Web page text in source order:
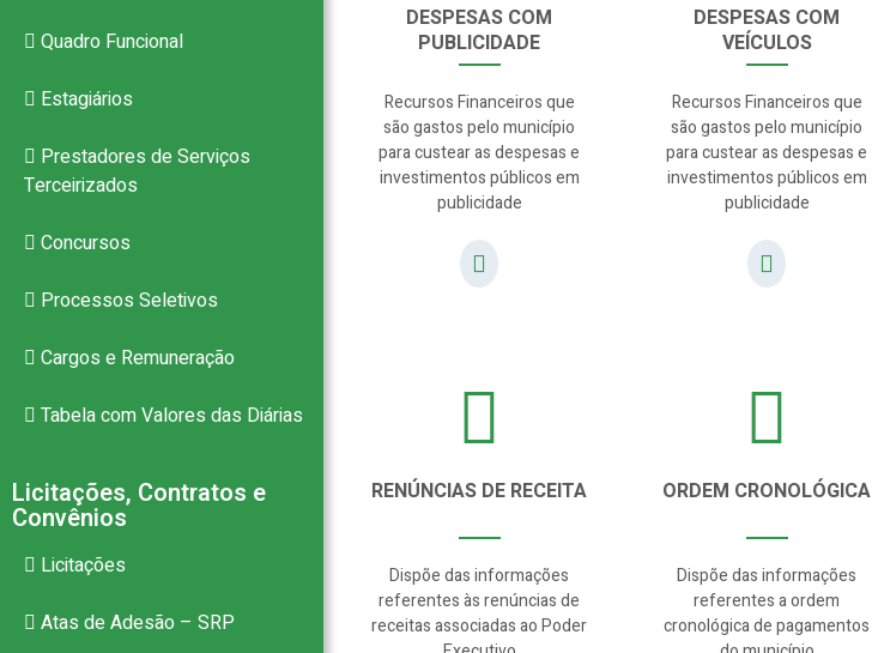
Quadro Funcional
Estagiários
Prestadores de Serviços
Terceirizados
Concursos
Processos Seletivos
Cargos e Remuneração
Tabela com Valores das Diárias
Licitações, Contratos e
Convênios
Licitações
Atas de Adesão – SRP
DESPESAS COM
PUBLICIDADE
Recursos Financeiros que
são gastos pelo município
para custear as despesas e
investimentos públicos em
publicidade
DESPESAS COM
VEÍCULOS
Recursos Financeiros que
são gastos pelo município
para custear as despesas e
investimentos públicos em
publicidade
RENÚNCIAS DE RECEITA
Dispõe das informações
referentes às renúncias de
receitas associadas ao Poder
ORDEM CRONOLÓGICA
Dispõe das informações
referentes a ordem
cronológica de pagamentos